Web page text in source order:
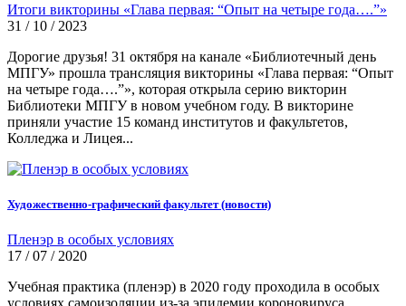
Итоги викторины «Глава первая: “Опыт на четыре года….”»
31 / 10 / 2023
Дорогие друзья! 31 октября на канале «Библиотечный день
МПГУ» прошла трансляция викторины «Глава первая: “Опыт
на четыре года….”», которая открыла серию викторин
Библиотеки МПГУ в новом учебном году. В викторине
приняли участие 15 команд институтов и факультетов,
Колледжа и Лицея...
Художественно-графический факультет (новости)
Пленэр в особых условиях
17 / 07 / 2020
Учебная практика (пленэр) в 2020 году проходила в особых